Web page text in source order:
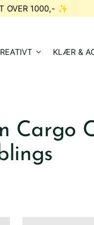
OVER 1000,- ✨
KLÆR &
Cargo